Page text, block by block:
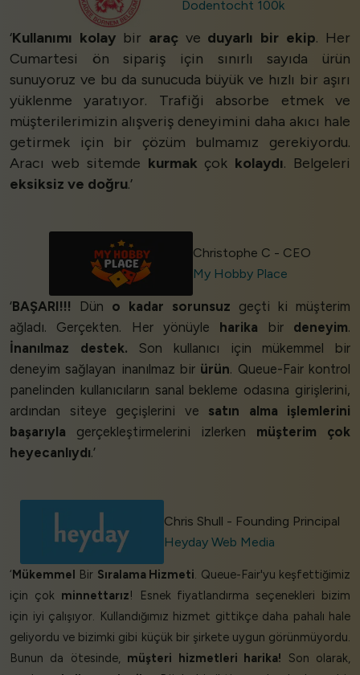
Dodentocht 100k
‘Kullanımı kolaybir araçve duyarlı bir ekip. Her
Cumartesi ön sipariş için sınırlı sayıda ürün
sunuyoruz ve bu da sunucuda büyük ve hızlı bir aşırı
yüklenme yaratıyor. Trafiği absorbe etmek ve
müşterilerimizin alışveriş deneyimini daha akıcı hale
getirmek için bir çözüm bulmamız gerekiyordu.
Aracı web sitemde kurmak çok kolaydı. Belgeleri
eksiksiz ve doğru.’
Christophe C - CEO
My Hobby Place
‘BAŞARI!!! Dün o kadar sorunsuz geçti ki müşterim
ağladı. Gerçekten. Her yönüyle harika bir deneyim.
İnanılmaz destek. Son kullanıcı için mükemmel bir
deneyim sağlayan inanılmaz bir ürün. Queue-Fair kontrol
panelinden kullanıcıların sanal bekleme odasına girişlerini,
ardından siteye geçişlerini ve satın alma işlemlerini
başarıyla gerçekleştirmelerini izlerken müşterim çok
heyecanlıydı.’
Chris Shull - Founding Principal
Heyday Web Media
‘Mükemmel Bir Sıralama Hizmeti . Queue-Fair'yu keşfettiğimiz
için çok minnettarız! Esnek fiyatlandırma seçenekleri bizim
için iyi çalışıyor. Kullandığımız hizmet gittikçe daha pahalı hale
geliyordu ve bizimki gibi küçük bir şirkete uygun görünmüyordu.
Bunun da ötesinde, müşteri hizmetleri harika! Son olarak,